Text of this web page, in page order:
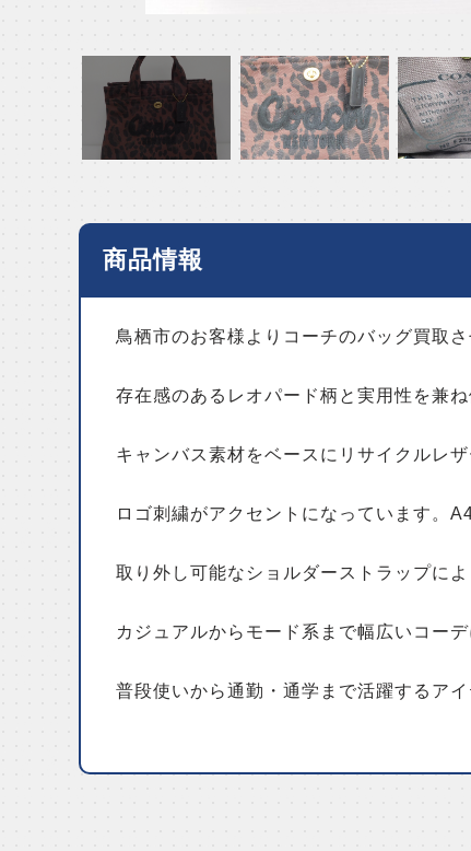
商品情報
鳥栖市のお客様よりコーチのバッグ買取さ
存在感のあるレオパード柄と実用性を兼
キャンバス素材をベースにリサイクルレ
ロゴ刺繍がアクセントになっています。
取り外し可能なショルダーストラップに
カジュアルからモード系まで幅広いコーデ
普段使いから通勤・通学まで活躍するアイ